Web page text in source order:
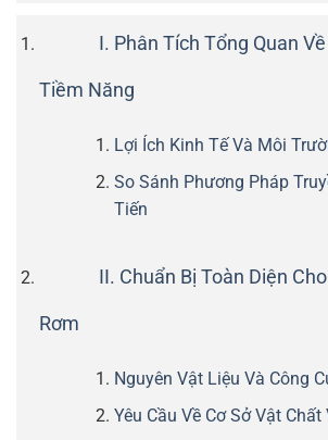
I. Phân Tích Tổng Quan
Tiềm Năng
Lợi Ích Kinh Tế Và Môi
So Sánh Phương Pháp
Tiến
II. Chuẩn Bị Toàn Diện
Rơm
Nguyên Vật Liệu Và Công
Yêu Cầu Về Cơ Sở Vật